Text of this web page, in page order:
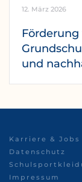
12. März 2026
Förderung
und
Karriere & Jobs
Datenschutz
Impressum